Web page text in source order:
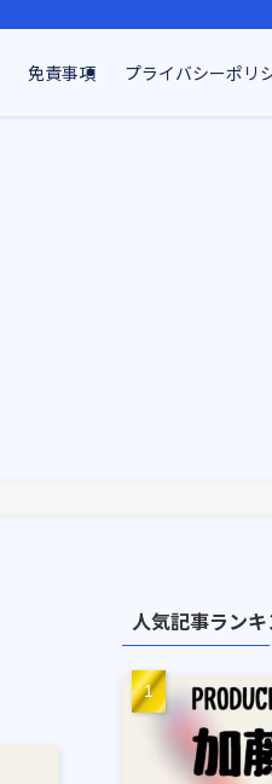
免責事項 プライバシーポリ
人気記事ラン